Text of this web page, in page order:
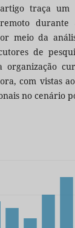
artigo traça
meio da
de
organização
com vistas
no cenário